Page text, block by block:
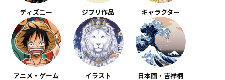
ディズニー ジブリ作品 キャラクター
アニメ・ゲーム イラスト 日本画・吉祥柄